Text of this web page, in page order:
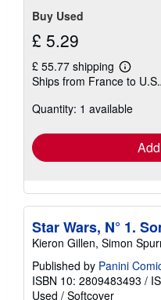
Buy Used
£ 5.29
£ 55.77 shipping
Learn
more
shipping
Ships from France to
Quantity: 1 available
Star Wars, N° 1.
Kieron Gillen, Simon
Published by Panini
ISBN 10: 2809483493 /
Used / Softcover